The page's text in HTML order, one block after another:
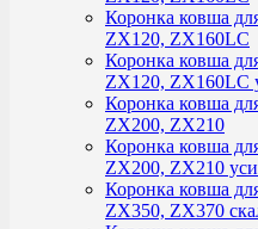
Коронка ковша
ZX120, ZX160LC
Коронка ковша
ZX120, ZX160LC
Коронка ковша
ZX200, ZX210
Коронка ковша
ZX200, ZX210
Коронка ковша
ZX350, ZX370